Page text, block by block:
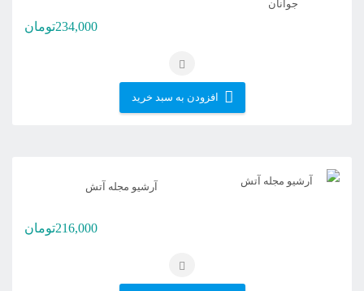
234,000تومان
افزودن به سبد خرید
آرشیو مجله آتش
216,000تومان